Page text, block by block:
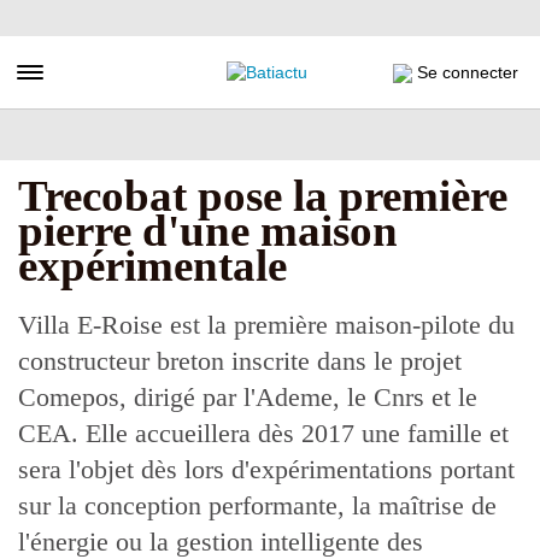
au
principal
Toggle navigation Se connecter
Trecobat pose la première
pierre d'une maison
expérimentale
Villa E-Roise est la première maison-pilote du
constructeur breton inscrite dans le projet
Comepos, dirigé par l'Ademe, le Cnrs et le
CEA. Elle accueillera dès 2017 une famille et
sera l'objet dès lors d'expérimentations portant
sur la conception performante, la maîtrise de
l'énergie ou la gestion intelligente des